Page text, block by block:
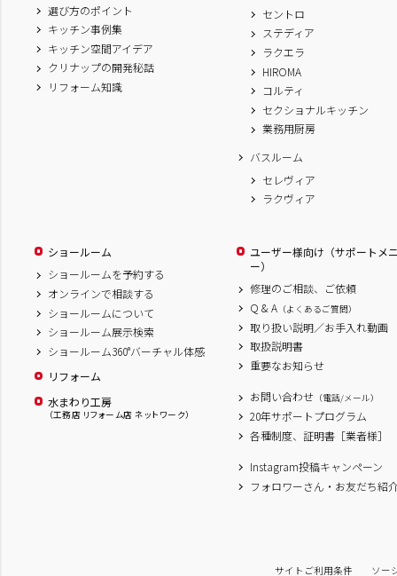
選び方のポイント
キッチン事例集
キッチン空間アイデア
クリナップの開発秘話
リフォーム知識
セントロ
ステディア
ラクエラ
HIROMA
コルティ
セクショナルキッチン
業務用厨房
バスルーム
セレヴィア
ラクヴィア
ショールーム
ショールームを予約する
オンラインで相談する
ショールームについて
ショールーム展示検索
ショールーム360°バーチャル体感
リフォーム
水まわり工房
（工務店 リフォーム店 ネットワーク）
ユーザー様向け（サポートメ
ー）
修理のご相談、ご依頼
Q & A （よくあるご質問）
取り扱い説明／お手入れ動画
取扱説明書
重要なお知らせ
お問い合わせ （電話/メール）
20年サポートプログラム
各種制度、証明書［業者様］
Instagram投稿キャンペーン
フォロワーさん・お友だち紹
サイトご利用条件 ソー